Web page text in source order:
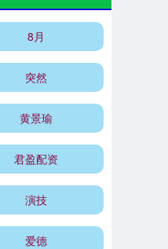
8月
突然
黄景瑜
君盈配资
演技
爱德